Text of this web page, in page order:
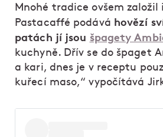
Mnohé tradice ovšem
Pastacaffé podává hovězí
patách jí jsou špagety
kuchyně. Dřív se do špaget
a kari, dnes je v receptu
kuřecí maso,“ vypočítává